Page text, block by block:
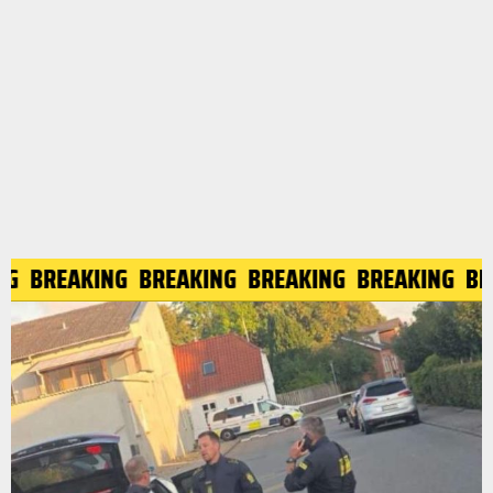
BREAKING BREAKING BREAKING BREAKING